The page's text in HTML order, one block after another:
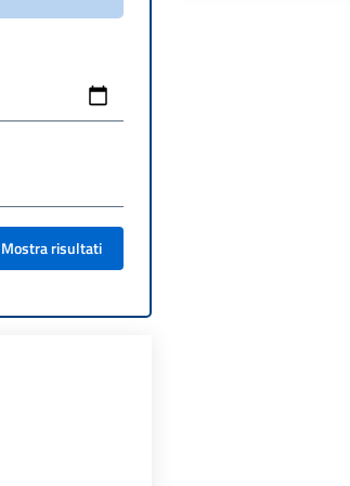
Mostra risultati